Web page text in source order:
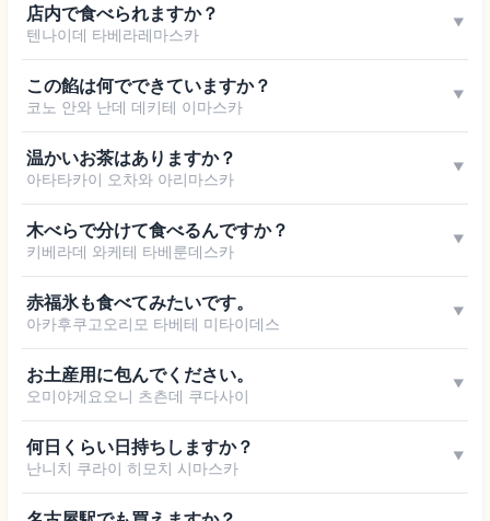
店内で食べられますか？
텐나이데 타베라레마스카
▼
この餡は何でできていますか？
코노 안와 난데 데키테 이마스카
▼
温かいお茶はありますか？
아타타카이 오차와 아리마스카
▼
木べらで分けて食べるんですか？
키베라데 와케테 타베룬데스카
▼
赤福氷も食べてみたいです。
아카후쿠고오리모 타베테 미타이데스
▼
お土産用に包んでください。
오미야게요오니 츠츤데 쿠다사이
▼
何日くらい日持ちしますか？
난니치 쿠라이 히모치 시마스카
▼